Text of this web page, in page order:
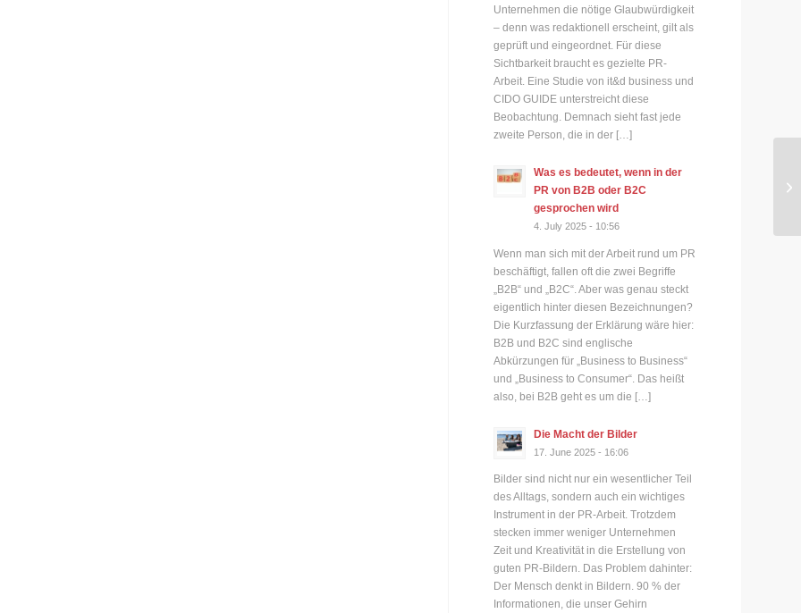
Unternehmen die nötige Glaubwürdigkeit
– denn was redaktionell erscheint, gilt als
geprüft und eingeordnet. Für diese
Sichtbarkeit braucht es gezielte PR-
Arbeit. Eine Studie von it&d business und
CIDO GUIDE unterstreicht diese
Beobachtung. Demnach sieht fast jede
zweite Person, die in der […]
Was es bedeutet, wenn in der
PR von B2B oder B2C
gesprochen wird
4. July 2025 - 10:56
Wenn man sich mit der Arbeit rund um PR
beschäftigt, fallen oft die zwei Begriffe
„B2B“ und „B2C“. Aber was genau steckt
eigentlich hinter diesen Bezeichnungen?
Die Kurzfassung der Erklärung wäre hier:
B2B und B2C sind englische
Abkürzungen für „Business to Business“
und „Business to Consumer“. Das heißt
also, bei B2B geht es um die […]
Die Macht der Bilder
17. June 2025 - 16:06
Bilder sind nicht nur ein wesentlicher Teil
des Alltags, sondern auch ein wichtiges
Instrument in der PR-Arbeit. Trotzdem
stecken immer weniger Unternehmen
Zeit und Kreativität in die Erstellung von
guten PR-Bildern. Das Problem dahinter:
Der Mensch denkt in Bildern. 90 % der
Informationen, die unser Gehirn